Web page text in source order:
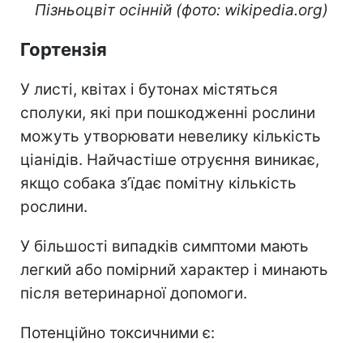
Пізньоцвіт осінній (фото: wikipedia.org)
Гортензія
У листі, квітах і бутонах містяться
сполуки, які при пошкодженні рослини
можуть утворювати невелику кількість
ціанідів. Найчастіше отруєння виникає,
якщо собака з’їдає помітну кількість
рослини.
У більшості випадків симптоми мають
легкий або помірний характер і минають
після ветеринарної допомоги.
Потенційно токсичними є: